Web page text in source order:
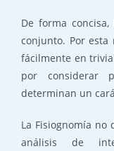
De forma
conjunto. Por
fácilmente en
por considerar
determinan un
La Fisiognomía no
análisis de